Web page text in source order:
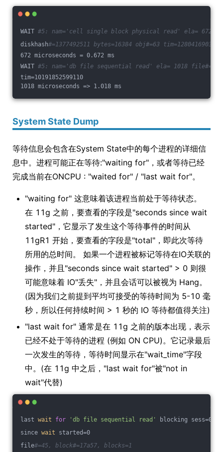
WAIT #5: nam='cell single block physical read' ela= 672
diskhash#=1377492511 bytes=16384 obj#=63
672 microseconds = 0.672 ms
WAIT #5: nam='db file sequential read' ela= 1018 file#=2
tim=10191852599110
1018 microseconds => 1.018 ms
System State Dump
等待信息会包含在System State中的每个进程的详细信
息中。进程可能正在等待:"waiting for"，或者等待已经
完成当前在ONCPU : "waited for" / "last wait for"。
"waiting for" 这意味着该进程当前处于等待状态。
在 11g 之前，要查看的字段是"seconds since wait
started"，它显示了发生这个等待事件的时间从
11gR1 开始，要查看的字段是"total"，即此次等待
所用的总时间。 如果一个进程被标记等待在IO关联的
操作，并且"seconds since wait started" > 0 则很
可能意味着 IO"丢失"，并且会话可以被视为 Hang。
(因为我们之前提到平均可接受的等待时间为 5-10 毫
秒，所以任何持续时间 > 1 秒的 IO 等待都值得关注)
"last wait for" 通常是在 11g 之前的版本出现，表示
已经不处于等待的进程 (例如 ON CPU)。它记录最后
一次发生的等待，等待时间显示在"wait_time"字段
中。(在 11g 中之后，"last wait for"被"not in
wait"代替)
last wait for 'db file sequential read'
blocking sess=0x0
since wait started=0
file#=45, block#=17a57, blocks=1